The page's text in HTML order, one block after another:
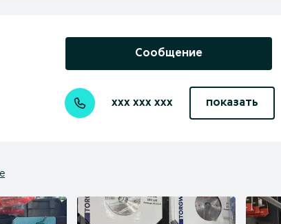
Сообщение
xxx xxx xxx показать